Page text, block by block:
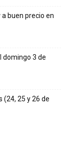
buen precio en
domingo 3 de
(24, 25 y 26 de